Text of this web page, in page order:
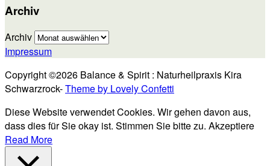
Archiv
Archiv
Impressum
Copyright ©2026 Balance & Spirit : Naturheilpraxis Kira
Schwarzrock-Theme by Lovely Confetti
Diese Website verwendet Cookies. Wir gehen davon aus,
dass dies für Sie okay ist. Stimmen Sie bitte zu. Akzeptiere
Read More